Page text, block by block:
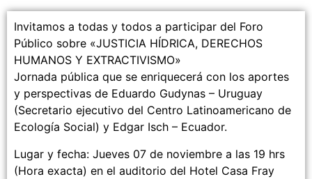
Invitamos a todas y todos a participar del Foro
Público sobre «JUSTICIA HÍDRICA, DERECHOS
HUMANOS Y EXTRACTIVISMO»
Jornada pública que se enriquecerá con los aportes
y perspectivas de Eduardo Gudynas – Uruguay
(Secretario ejecutivo del Centro Latinoamericano de
Ecología Social) y Edgar Isch – Ecuador.
Lugar y fecha: Jueves 07 de noviembre a las 19 hrs
(Hora exacta) en el auditorio del Hotel Casa Fray